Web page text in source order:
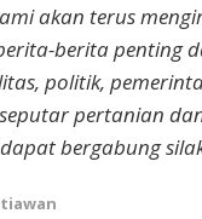
akan terus
berita penting
politik,
pertanian
bergabung